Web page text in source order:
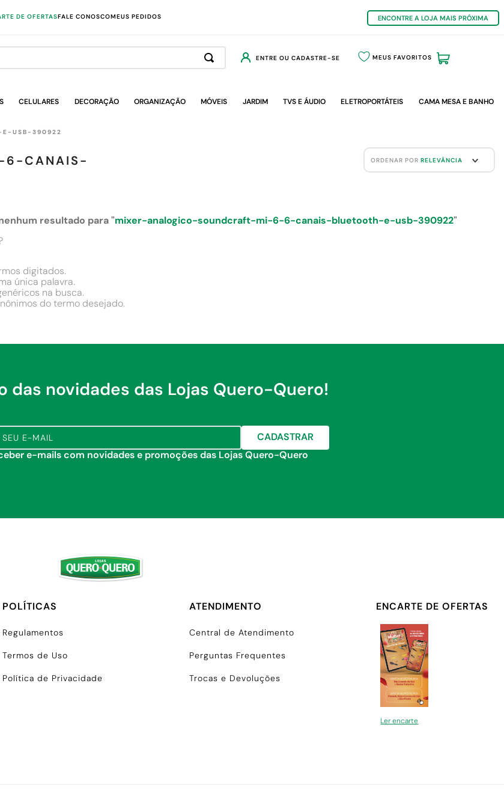
DE OFERTASFALE CONOSCOMEUS PEDIDOS ENCONTRE A LOJA MAIS PRÓXIMA
ENTRE OU CADASTRE-SE MEUS FAVORITOS
CELULARES DECORAÇÃO ORGANIZAÇÃO MÓVEIS JARDIM TVS E ÁUDIO ELETROPORTÁTEIS CAMA MESA E BANHO
E-USB-390922
6-CANAIS-
ORDENAR POR RELEVÂNCIA
resultado para "mixer-analogico-soundcraft-mi-6-6-canais-bluetooth-e-usb-390922"
digitados.
única palavra.
na busca.
do termo desejado.
das novidades das Lojas Quero-Quero!
CADASTRAR
e-mails com novidades e promoções das Lojas Quero-Quero
POLÍTICAS
Regulamentos
Termos de Uso
Política de Privacidade
ATENDIMENTO
Central de Atendimento
Perguntas Frequentes
Trocas e Devoluções
ENCARTE DE OFERTAS
Ler encarte